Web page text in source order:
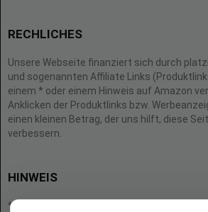
RECHLICHES
Unsere Webseite finanziert sich durch
und sogenannten Affiliate Links
einem * oder einem Hinweis auf Amazon
Anklicken der Produktlinks bzw.
einen kleinen Betrag, der uns hilft, diese
verbessern.
HINWEIS
* = Afilliate-Link (=Werbung)